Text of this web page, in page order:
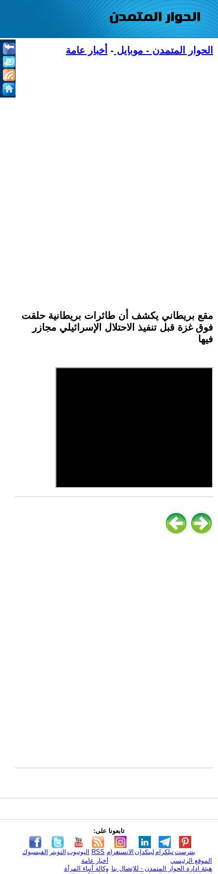
الحوار المتمدن - موبايل - أخبار عامة
مقع بريطاني يكشف أن طائرات بريطانية حلقت
فوق غزة قبل تنفيذ الاحتلال الإسرائيلي مجازر
فيها
تابعونا على:
الفيسبوك التويتر اليوتيوب RSS الانستغرام لينكدإن تيلكرامبنترست
الموقع الرئيسي
هيئة ادارة الحوار المتمدن - للإتصال بنا
أخبار عامة
وكالة أنباء المرأة